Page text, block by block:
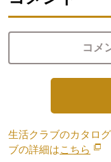
コメ
生活クラブのカタロ
ブの詳細はこちら 別